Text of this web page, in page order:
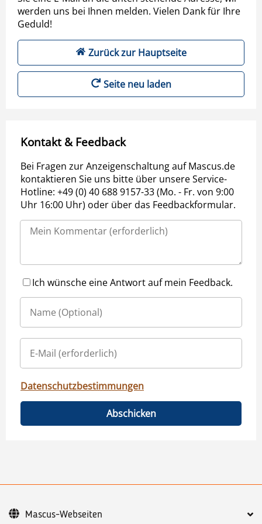
werden uns bei Ihnen melden. Vielen Dank für Ihre
Geduld!
Zurück zur Hauptseite
Seite neu laden
Kontakt & Feedback
Bei Fragen zur Anzeigenschaltung auf Mascus.de
kontaktieren Sie uns bitte über unsere Service-
Hotline: +49 (0) 40 688 9157-33 (Mo. - Fr. von 9:00
Uhr 16:00 Uhr) oder über das Feedbackformular.
Ich wünsche eine Antwort auf mein Feedback.
Datenschutzbestimmungen
Abschicken
Mascus-Webseiten